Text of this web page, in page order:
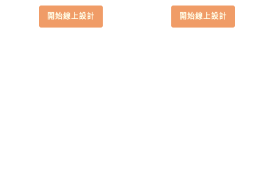
始
價
前
價
開始線上設計
始
價
前
價
開始線上設計